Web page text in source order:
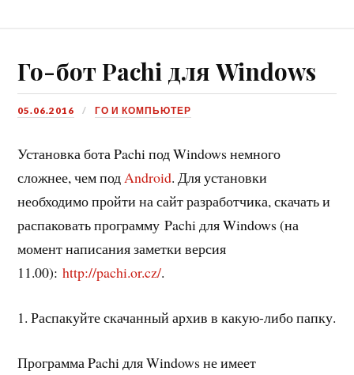
Го-бот Pachi для Windows
05.06.2016 ГО И КОМПЬЮТЕР
Установка бота Pachi под Windows немного
сложнее, чем подAndroid. Для установки
необходимо пройти на сайт разработчика, скачать и
распаковать программу Pachi для Windows (на
момент написания заметки версия
11.00):http://pachi.or.cz/.
1. Распакуйте скачанный архив в какую-либо папку.
Программа Pachi для Windows не имеет